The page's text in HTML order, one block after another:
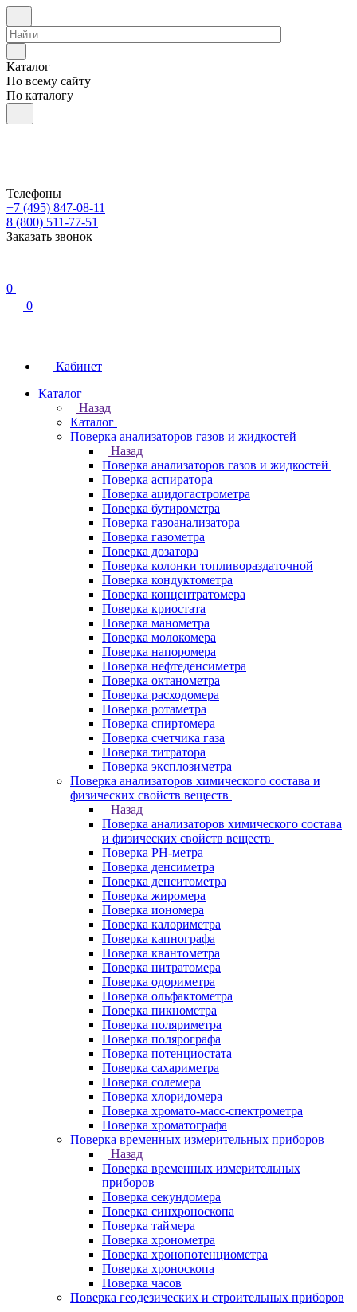
Каталог
По всему сайту
По каталогу
Телефоны
+7 (495) 847-08-11
8 (800) 511-77-51
Заказать звонок
0
0
Кабинет
Каталог
Назад
Каталог
Поверка анализаторов газов и жидкостей
Назад
Поверка анализаторов газов и жидкостей
Поверка аспиратора
Поверка ацидогастрометра
Поверка бутирометра
Поверка газоанализатора
Поверка газометра
Поверка дозатора
Поверка колонки топливораздаточной
Поверка кондуктометра
Поверка концентратомера
Поверка криостата
Поверка манометра
Поверка молокомера
Поверка напоромера
Поверка нефтеденсиметра
Поверка октанометра
Поверка расходомера
Поверка ротаметра
Поверка спиртомера
Поверка счетчика газа
Поверка титратора
Поверка эксплозиметра
Поверка анализаторов химического состава и
физических свойств веществ
Назад
Поверка анализаторов химического состава
и физических свойств веществ
Поверка PH-метра
Поверка денсиметра
Поверка денситометра
Поверка жиромера
Поверка иономера
Поверка калориметра
Поверка капнографа
Поверка квантометра
Поверка нитратомера
Поверка одориметра
Поверка ольфактометра
Поверка пикнометра
Поверка поляриметра
Поверка полярографа
Поверка потенциостата
Поверка сахариметра
Поверка солемера
Поверка хлоридомера
Поверка хромато-масс-спектрометра
Поверка хроматографа
Поверка временных измерительных приборов
Назад
Поверка временных измерительных
приборов
Поверка секундомера
Поверка синхроноскопа
Поверка таймера
Поверка хронометра
Поверка хронопотенциометра
Поверка хроноскопа
Поверка часов
Поверка геодезических и строительных приборов